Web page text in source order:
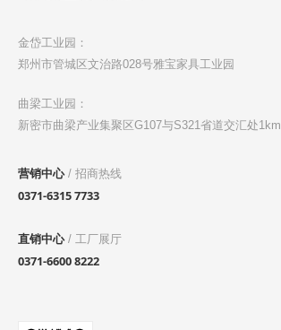
金岱工业园：
郑州市管城区文治路028号雅宝家具工业园
曲梁工业园：
新密市曲梁产业集聚区G107与S321省道交汇处1km
营销中心/ 招商热线
0371-6315 7733
直销中心/ 工厂展厅
0371-6600 8222